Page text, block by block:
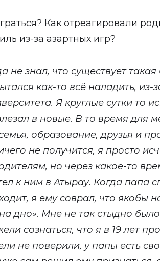
Как отреагировали
из-за азартных игр?
не знал, что существует такая
как-то всё наладить, из-
Я круглые сутки то
в новые. В то время для
образование, друзья и
не получится, я просто
но через какое-то
к ним в Атырау. Когда папа
я ему соврал, что якобы
дно». Мне не так стыдно
сознаться, что я в 19 лет
не поверили, у папы есть